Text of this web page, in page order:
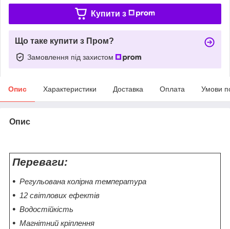
Купити з
Що таке купити з Пром?
Замовлення під захистом
Опис Характеристики Доставка Оплата Умови
Опис
Переваги:
Регульована колірна температура
12 світлових ефектів
Водостійкість
Магнітний кріплення